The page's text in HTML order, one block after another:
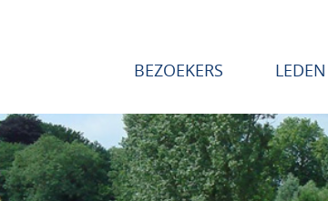
BEZOEKERS LEDEN